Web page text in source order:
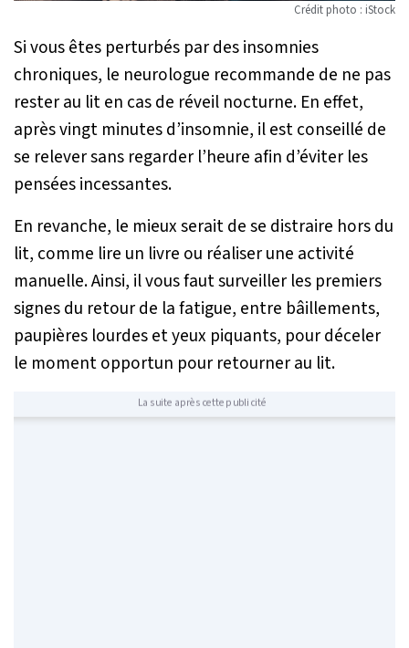
Crédit photo : iStock
Si vous êtes perturbés par des insomnies
chroniques, le neurologue recommande de ne pas
rester au lit en cas de réveil nocturne. En effet,
après vingt minutes d’insomnie, il est conseillé de
se relever sans regarder l’heure afin d’éviter les
pensées incessantes.
En revanche, le mieux serait de se distraire hors du
lit, comme lire un livre ou réaliser une activité
manuelle. Ainsi, il vous faut surveiller les premiers
signes du retour de la fatigue, entre bâillements,
paupières lourdes et yeux piquants, pour déceler
le moment opportun pour retourner au lit.
La suite après cette publicité